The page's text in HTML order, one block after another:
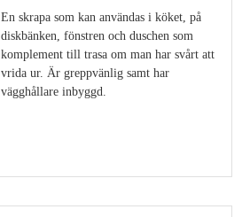
En skrapa som kan användas i köket, på
diskbänken, fönstren och duschen som
komplement till trasa om man har svårt att
vrida ur. Är greppvänlig samt har
vägghållare inbyggd.